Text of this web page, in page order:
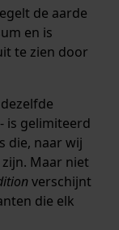
de aarde
en is
te zien door
is gelimiteerd
die, naar wij
Maar niet
verschijnt
die elk